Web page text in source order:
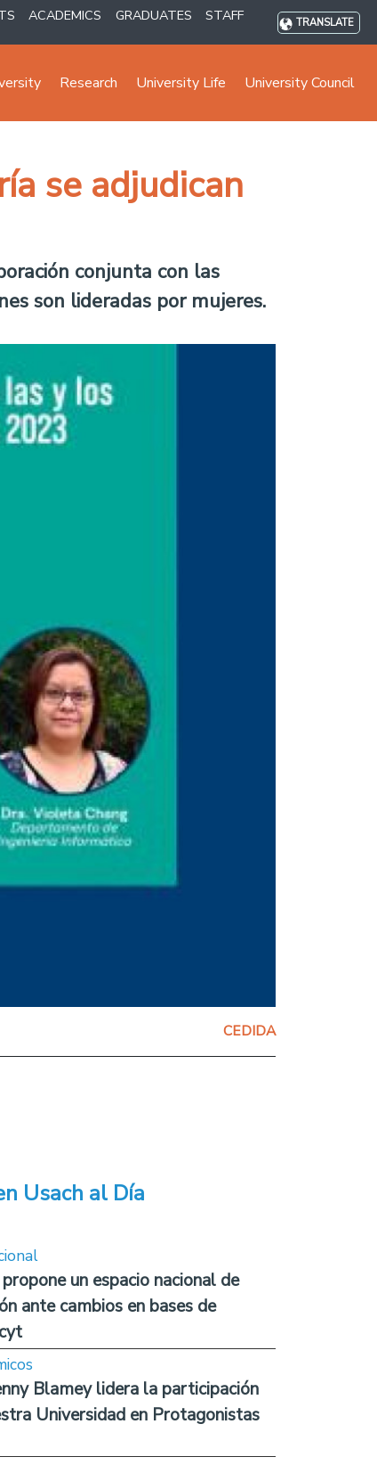
ACADEMICS GRADUATES STAFF TRANSLATE
Research University Life University Council
se adjudican
conjunta con las
son lideradas por mujeres.
CEDIDA
Usach al Día
un espacio nacional de
ante cambios en bases de
Blamey lidera la participación
Universidad en Protagonistas